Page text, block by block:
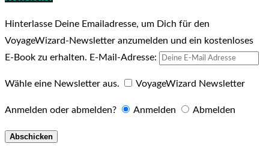
Hinterlasse Deine Emailadresse, um Dich für den
VoyageWizard-Newsletter anzumelden und ein kostenloses
E-Book zu erhalten. E-Mail-Adresse:
Wähle eine Newsletter aus. VoyageWizard Newsletter
Anmelden oder abmelden? Anmelden Abmelden